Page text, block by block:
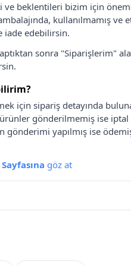
beklentileri bizim için
kullanılmamış ve
iade edebilirsin.
sonra "Siparişlerim"
için sipariş detayında
gönderilmemiş ise
gönderimi yapılmış ise
göz at